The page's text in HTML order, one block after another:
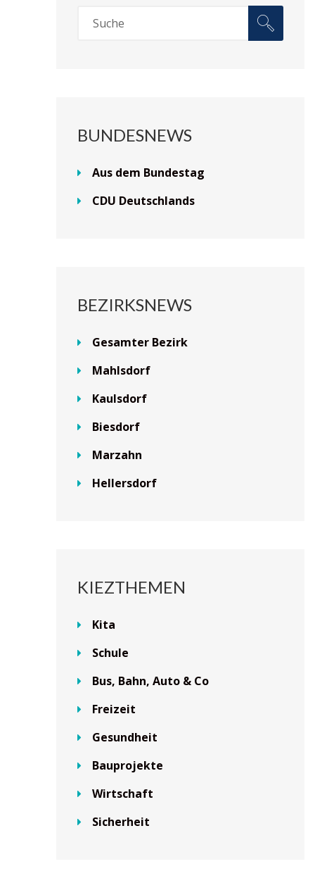
BUNDESNEWS
Aus dem Bundestag
CDU Deutschlands
BEZIRKSNEWS
Gesamter Bezirk
Mahlsdorf
Kaulsdorf
Biesdorf
Marzahn
Hellersdorf
KIEZTHEMEN
Kita
Schule
Bus, Bahn, Auto & Co
Freizeit
Gesundheit
Bauprojekte
Wirtschaft
Sicherheit